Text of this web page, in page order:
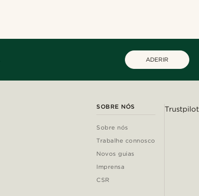
ADERIR
SOBRE NÓS
Sobre nós
Trabalhe connosco
Novos guias
Imprensa
CSR
Trustpilot